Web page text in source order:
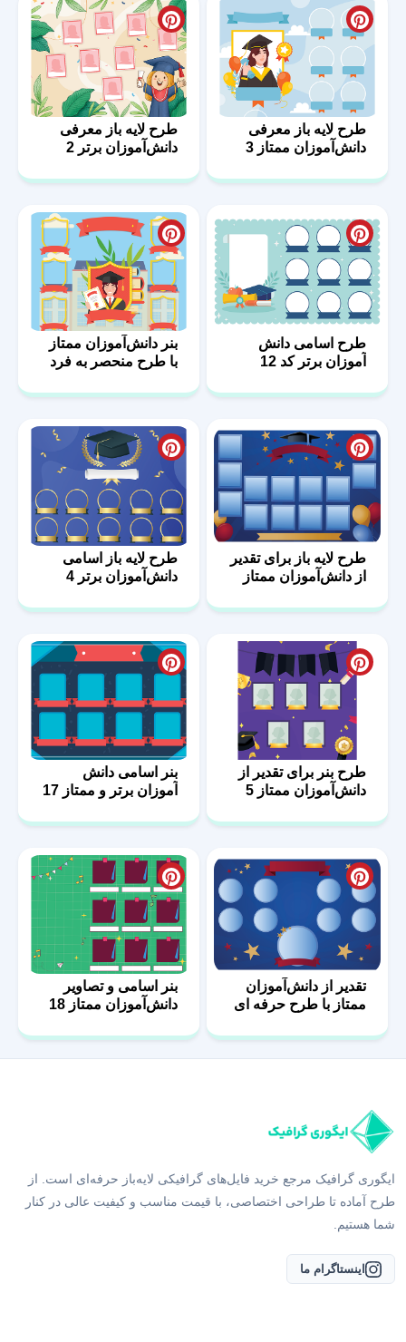
طرح لایه باز معرفی
دانش‌آموزان ممتاز 3
طرح لایه باز معرفی
دانش‌آموزان برتر 2
طرح اسامی دانش
آموزان برتر کد 12
بنر دانش‌آموزان ممتاز
با طرح منحصر به فرد
طرح لایه باز برای تقدیر
از دانش‌آموزان ممتاز
طرح لایه باز اسامی
دانش‌آموزان برتر 4
طرح بنر برای تقدیر از
دانش‌آموزان ممتاز 5
بنر اسامی دانش
آموزان برتر و ممتاز 17
تقدیر از دانش‌آموزان
ممتاز با طرح حرفه ای
بنر اسامی و تصاویر
دانش‌آموزان ممتاز 18
ایگوری گرافیک مرجع خرید فایل‌های گرافیکی لایه‌باز حرفه‌ای است. از
طرح آماده تا طراحی اختصاصی، با قیمت مناسب و کیفیت عالی در کنار
شما هستیم.
اینستاگرام ما